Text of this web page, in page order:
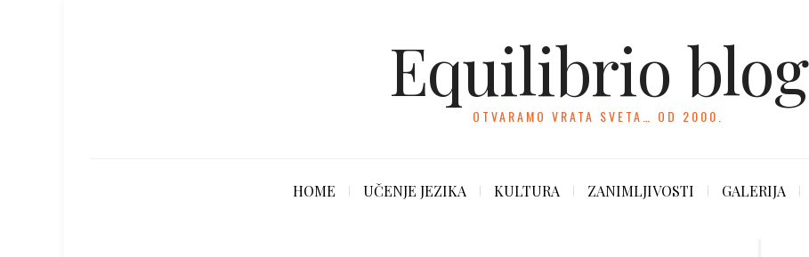
Equilibrio blog
OTVARAMO VRATA SVETA… OD 2000.
HOME UČENJE JEZIKA KULTURA ZANIMLJIVOSTI GALERIJA